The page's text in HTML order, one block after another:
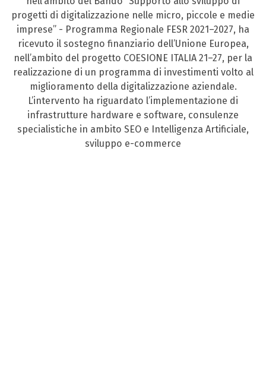
progetti di digitalizzazione nelle micro, piccole e medie
imprese” - Programma Regionale FESR 2021–2027, ha
ricevuto il sostegno finanziario dell’Unione Europea,
nell’ambito del progetto COESIONE ITALIA 21–27, per la
realizzazione di un programma di investimenti volto al
miglioramento della digitalizzazione aziendale.
L’intervento ha riguardato l’implementazione di
infrastrutture hardware e software, consulenze
specialistiche in ambito SEO e Intelligenza Artificiale,
sviluppo e-commerce